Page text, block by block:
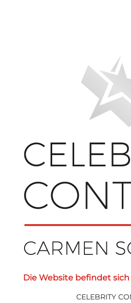
Die Website befindet
CELEBRITY